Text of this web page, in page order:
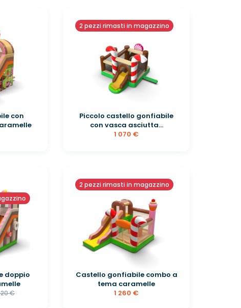
con
2 pezzi rimasti in magazzino
Piccolo castello gonfiabile
con vasca asciutta...
1 070 €
doppio
€
2 pezzi rimasti in magazzino
Castello gonfiabile combo a
tema caramelle
1 260 €